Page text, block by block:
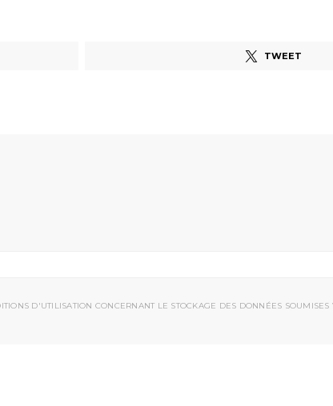
TWEET
D'UTILISATION CONCERNANT LE STOCKAGE DES DONNÉES